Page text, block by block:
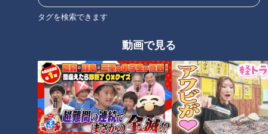
タグを検索できます
動画で見る
【池袋に監獄？】繁華街に眠る
柳ヶ瀬商店街
番組紹介